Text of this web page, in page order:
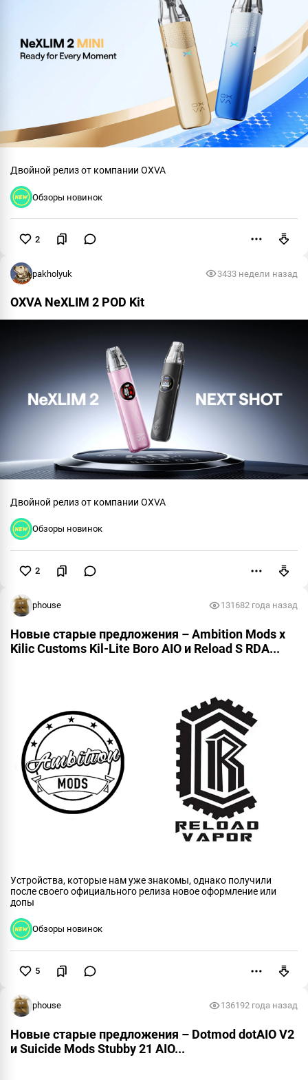
Двойной релиз от компании OXVA
Обзоры новинок
2
pakholyuk 3433 недели назад
OXVA NeXLIM 2 POD Kit
Двойной релиз от компании OXVA
Обзоры новинок
2
phouse 131682 года назад
Новые старые предложения – Ambition Mods x
Kilic Customs Kil-Lite Boro AIO и Reload S RDA...
Устройства, которые нам уже знакомы, однако получили
после своего официального релиза новое оформление или
допы
Обзоры новинок
5
phouse 136192 года назад
Новые старые предложения – Dotmod dotAIO V2
и Suicide Mods Stubby 21 AIO...
Пожаловаться